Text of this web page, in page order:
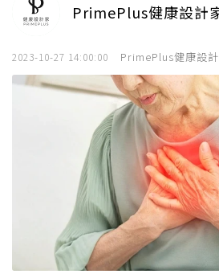
PrimePlus健康設計
2023-10-27 14:00:00 PrimePlus健康設